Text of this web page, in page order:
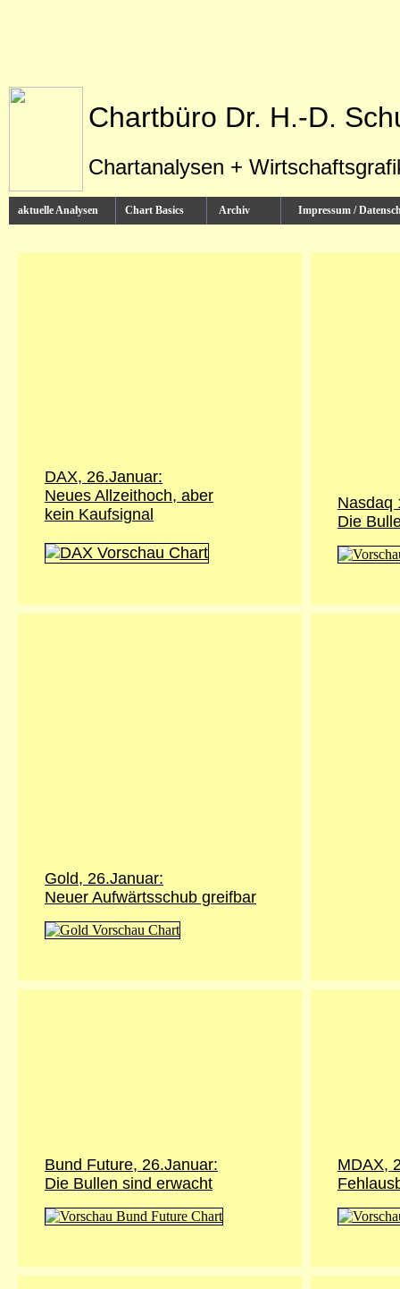
Chartbüro Dr. H.-D.
Chartanalysen +
aktuelle Analysen Chart Basics Archiv Impressum /
DAX, 26.Januar:
Neues Allzeithoch, aber
kein Kaufsignal
Nasdaq
Die
Gold, 26.Januar:
Neuer Aufwärtsschub greifbar
Bund Future, 26.Januar:
Die Bullen sind erwacht
MDAX,